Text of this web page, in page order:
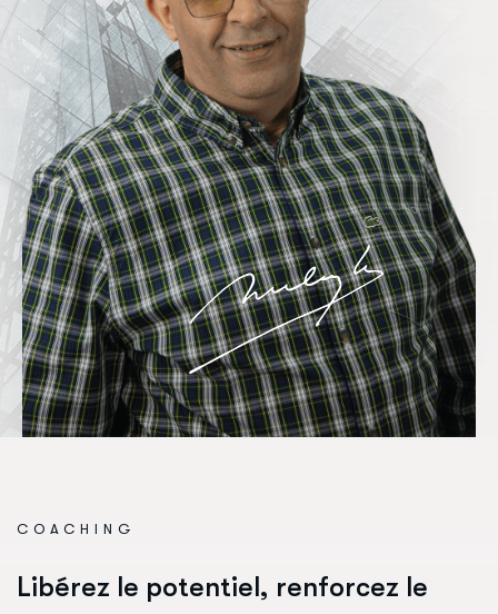
Pilotage de la performance opérationnelle
Management de la qualité
Développement des compétences opérationnelles
COACHING
Libérez le potentiel, renforcez le